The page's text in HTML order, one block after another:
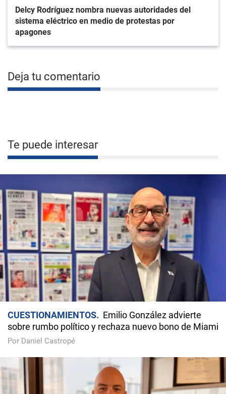
Delcy Rodríguez nombra nuevas autoridades del
sistema eléctrico en medio de protestas por
apagones
Deja tu comentario
Te puede interesar
CUESTIONAMIENTOS
Emilio González advierte
sobre rumbo político y rechaza nuevo bono de Miami
Por Daniel Castropé